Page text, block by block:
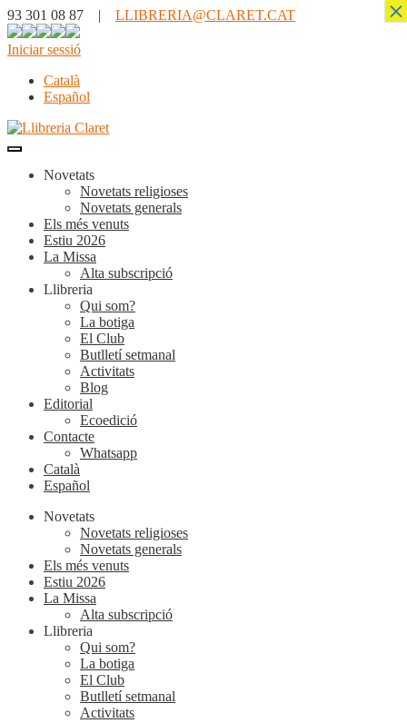
93 301 08 87 | LLIBRERIA@CLARET.CAT
Iniciar sessió
Català
Español
Novetats
Novetats religioses
Novetats generals
Els més venuts
Estiu 2026
La Missa
Alta subscripció
Llibreria
Qui som?
La botiga
El Club
Butlletí setmanal
Activitats
Blog
Editorial
Ecoedició
Contacte
Whatsapp
Català
Español
Novetats
Novetats religioses
Novetats generals
Els més venuts
Estiu 2026
La Missa
Alta subscripció
Llibreria
Qui som?
La botiga
El Club
Butlletí setmanal
Activitats
×